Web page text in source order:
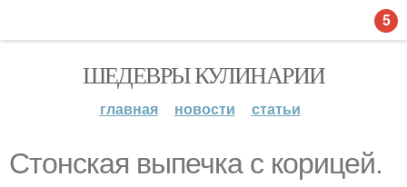
ШЕДЕВРЫ КУЛИНАРИИ
главная новости статьи
Стонская выпечка с корицей.
5